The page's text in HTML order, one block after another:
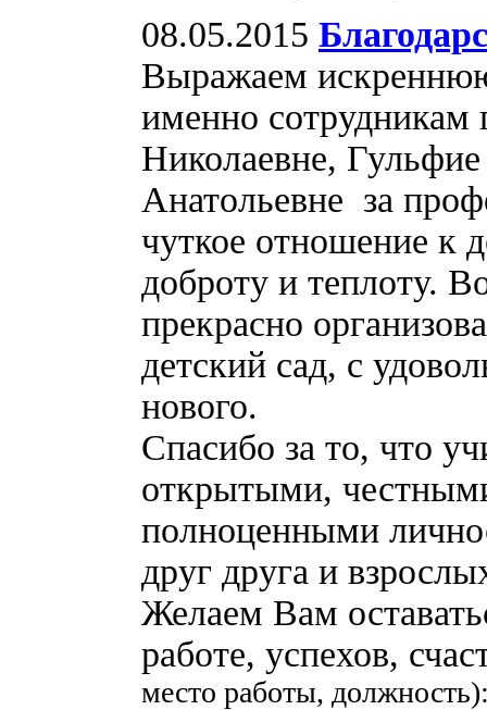
08.05.2015
Выражаем
именно
Николаевне,
Анатольевне за
чуткое отношение к
доброту и теплоту.
прекрасно
детский сад, с
нового.
Спасибо за то, что
открытыми,
полноценными
друг друга и
Желаем Вам
работе, успехов,
место работы,